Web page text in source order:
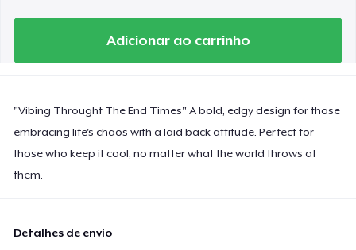
Adicionar ao carrinho
"Vibing Throught The End Times" A bold, edgy design for those
embracing life's chaos with a laid back attitude. Perfect for
those who keep it cool, no matter what the world throws at
them.
Detalhes de envio